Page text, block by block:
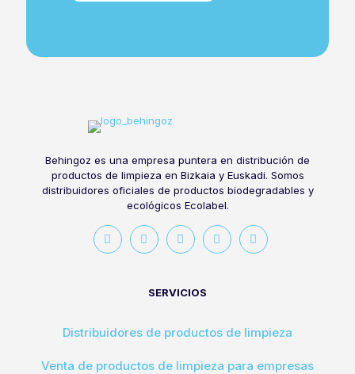
Behingoz es una empresa puntera en distribución de
productos de limpieza en Bizkaia y Euskadi. Somos
distribuidores oficiales de productos biodegradables y
ecológicos Ecolabel.
SERVICIOS
Distribuidores de productos de limpieza
Venta de productos de limpieza para empresas